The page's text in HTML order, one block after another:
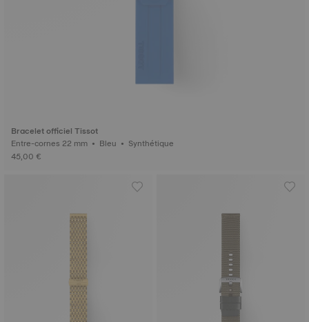
Bracelet officiel Tissot
Entre-cornes 22 mm • Bleu • Synthétique
45,00 €